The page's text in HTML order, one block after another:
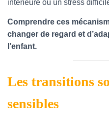
intérieure ou un stress
Comprendre ces
changer de regard et
l’enfant.
Les transitions
sensibles